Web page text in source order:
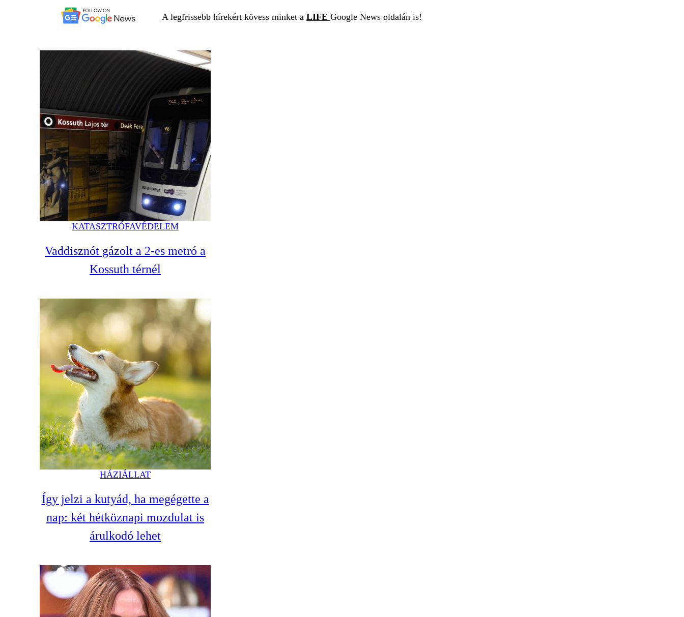
A legfrissebb hírekért kövess minket a LIFE Google News oldalán is!
KATASZTRÓFAVÉDELEM
Vaddisznót gázolt a 2-es metró a
Kossuth térnél
HÁZIÁLLAT
Így jelzi a kutyád, ha megégette a
nap: két hétköznapi mozdulat is
árulkodó lehet